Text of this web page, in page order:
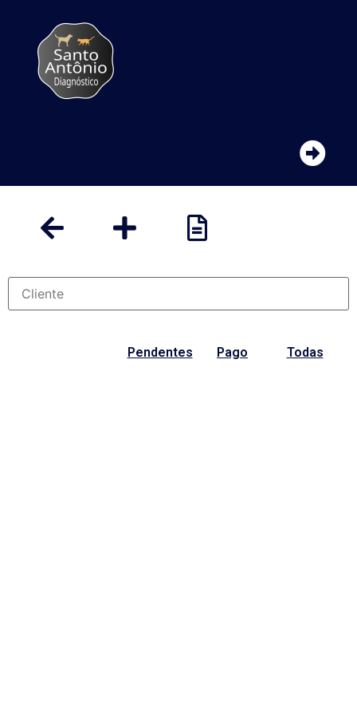
Pendentes Pago Todas